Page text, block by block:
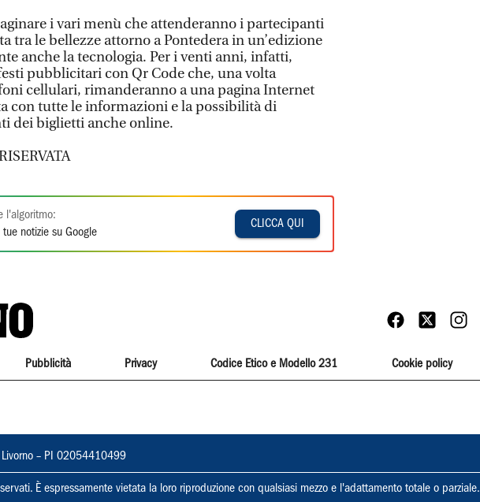
i vari menù che attenderanno i partecipanti
tra le bellezze attorno a Pontedera in un’edizione
anche la tecnologia. Per i venti anni, infatti,
pubblicitari con Qr Code che, una volta
cellulari, rimanderanno a una pagina Internet
con tutte le informazioni e la possibilità di
dei biglietti anche online.
l'algoritmo:
notizie su Google
CLICCA QUI
Pubblicità Privacy Codice Etico e Modello 231 Cookie policy
Livorno – PI 02054410499
È espressamente vietata la loro riproduzione con qualsiasi mezzo e l'adattamento totale o parziale.